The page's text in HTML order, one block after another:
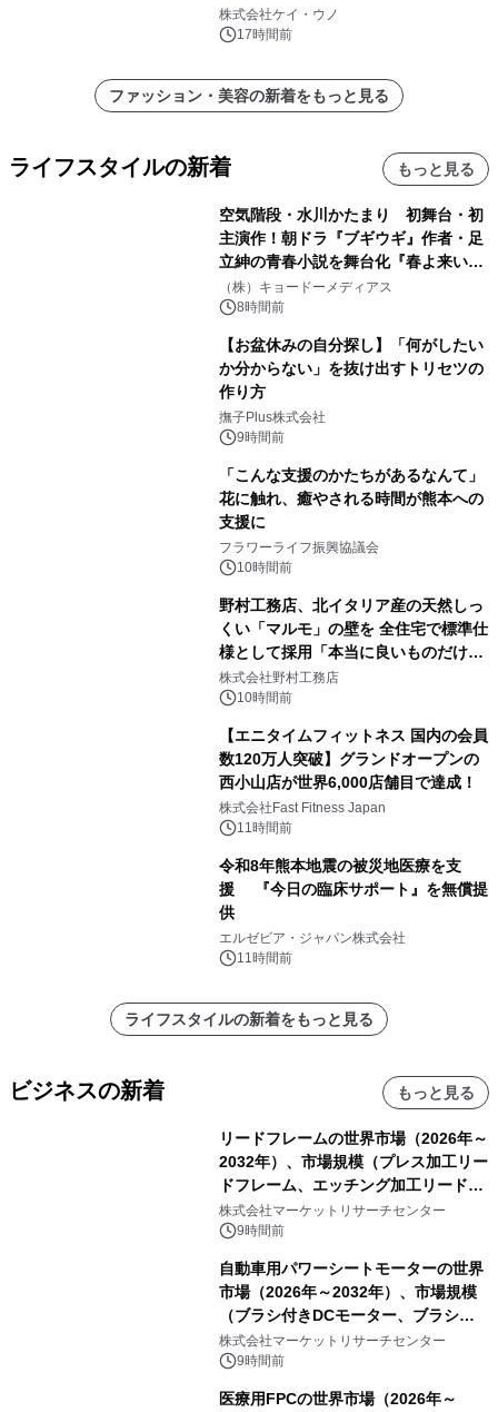
日(金)に発売
株式会社ケイ・ウノ
17時間前
ファッション・美容の新着をもっと見る
ライフスタイルの新着 もっと見る
空気階段・水川かたまり 初舞台・初
主演作！朝ドラ『ブギウギ』作者・足
立紳の青春小説を舞台化『春よ来い、
マジで来い』キービジュアル解禁！
（株）キョードーメディアス
8時間前
【お盆休みの自分探し】「何がしたい
か分からない」を抜け出すトリセツの
作り方
撫子Plus株式会社
9時間前
「こんな支援のかたちがあるなんて」
花に触れ、癒やされる時間が熊本への
支援に
フラワーライフ振興協議会
10時間前
野村工務店、北イタリア産の天然しっ
くい「マルモ」の壁を 全住宅で標準仕
様として採用「本当に良いものだけに
こだわる」
株式会社野村工務店
10時間前
【エニタイムフィットネス 国内の会員
数120万人突破】グランドオープンの
西小山店が世界6,000店舗目で達成！
株式会社Fast Fitness Japan
11時間前
令和8年熊本地震の被災地医療を支
援 『今日の臨床サポート』を無償提
供
エルゼビア・ジャパン株式会社
11時間前
ライフスタイルの新着をもっと見る
ビジネスの新着 もっと見る
リードフレームの世界市場（2026年～
2032年）、市場規模（プレス加工リー
ドフレーム、エッチング加工リードフ
レーム）・分析レポートを発表
株式会社マーケットリサーチセンター
9時間前
自動車用パワーシートモーターの世界
市場（2026年～2032年）、市場規模
（ブラシ付きDCモーター、ブラシレ
スDCモーター）・分析レポートを発
表
株式会社マーケットリサーチセンター
9時間前
医療用FPCの世界市場（2026年～